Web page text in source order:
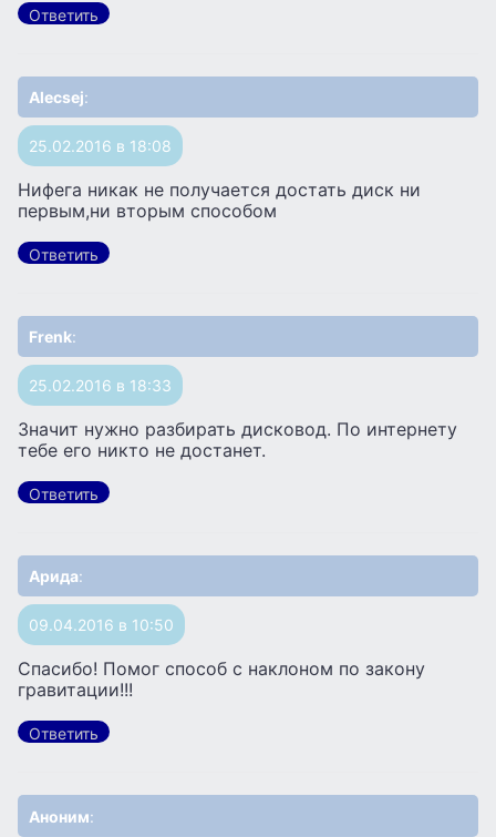
Ответить
Alecsej:
25.02.2016 в 18:08
Нифега никак не получается достать диск ни
первым,ни вторым способом
Ответить
Frenk:
25.02.2016 в 18:33
Значит нужно разбирать дисковод. По интернету
тебе его никто не достанет.
Ответить
Арида:
09.04.2016 в 10:50
Спасибо! Помог способ с наклоном по закону
гравитации!!!
Ответить
Аноним: